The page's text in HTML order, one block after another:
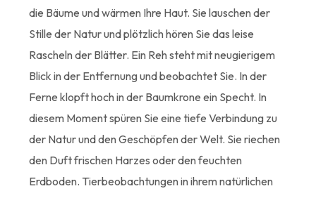
die Bäume und wärmen Ihre Haut. Sie lauschen der
Stille der Natur und plötzlich hören Sie das leise
Rascheln der Blätter. Ein Reh steht mit neugierigem
Blick in der Entfernung und beobachtet Sie. In der
Ferne klopft hoch in der Baumkrone ein Specht. In
diesem Moment spüren Sie eine tiefe Verbindung zu
der Natur und den Geschöpfen der Welt. Sie riechen
den Duft frischen Harzes oder den feuchten
Erdboden. Tierbeobachtungen in ihrem natürlichen